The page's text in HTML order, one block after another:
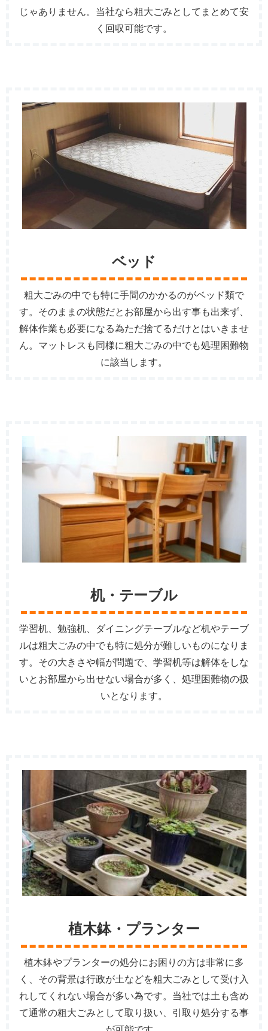
じゃありません。当社なら粗大ごみとしてまとめて安
く回収可能です。
ベッド
粗大ごみの中でも特に手間のかかるのがベッド類で
す。そのままの状態だとお部屋から出す事も出来ず、
解体作業も必要になる為ただ捨てるだけとはいきませ
ん。マットレスも同様に粗大ごみの中でも処理困難物
に該当します。
机・テーブル
学習机、勉強机、ダイニングテーブルなど机やテーブ
ルは粗大ごみの中でも特に処分が難しいものになりま
す。その大きさや幅が問題で、学習机等は解体をしな
いとお部屋から出せない場合が多く、処理困難物の扱
いとなります。
植木鉢・プランター
植木鉢やプランターの処分にお困りの方は非常に多
く、その背景は行政が土などを粗大ごみとして受け入
れしてくれない場合が多い為です。当社では土も含め
て通常の粗大ごみとして取り扱い、引取り処分する事